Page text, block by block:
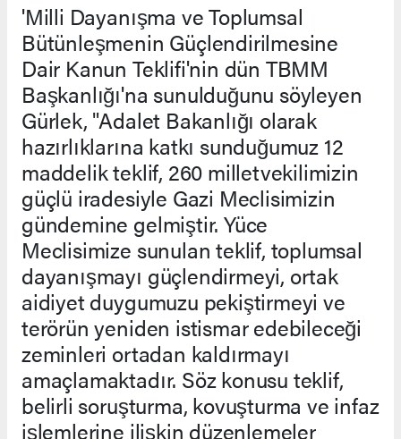
'Milli Dayanışma ve Toplumsal
Bütünleşmenin Güçlendirilmesine
Dair Kanun Teklifi'nin dün TBMM
Başkanlığı'na sunulduğunu söyleyen
Gürlek, "Adalet Bakanlığı olarak
hazırlıklarına katkı sunduğumuz 12
maddelik teklif, 260 milletvekilimizin
güçlü iradesiyle Gazi Meclisimizin
gündemine gelmiştir. Yüce
Meclisimize sunulan teklif, toplumsal
dayanışmayı güçlendirmeyi, ortak
aidiyet duygumuzu pekiştirmeyi ve
terörün yeniden istismar edebileceği
zeminleri ortadan kaldırmayı
amaçlamaktadır. Söz konusu teklif,
belirli soruşturma, kovuşturma ve infaz
işlemlerine ilişkin düzenlemeler